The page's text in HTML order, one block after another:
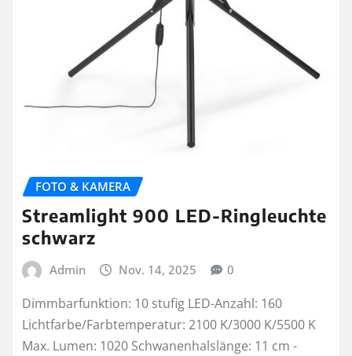
FOTO & KAMERA
Streamlight 900 LED-Ringleuchte
schwarz
Admin Nov. 14, 2025 0
Dimmbarfunktion: 10 stufig LED-Anzahl: 160
Lichtfarbe/Farbtemperatur: 2100 K/3000 K/5500 K
Max. Lumen: 1020 Schwanenhalslänge: 11 cm -